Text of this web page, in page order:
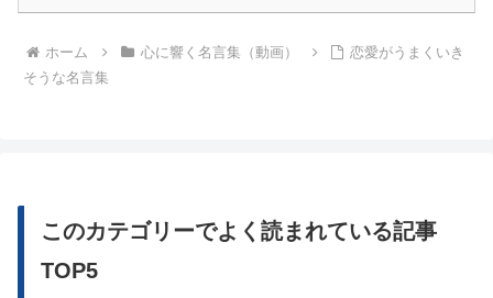
ホーム 心に響く名言集（動画）
恋愛がうまくいき
そうな名言集
このカテゴリーでよく読まれている記事
TOP5